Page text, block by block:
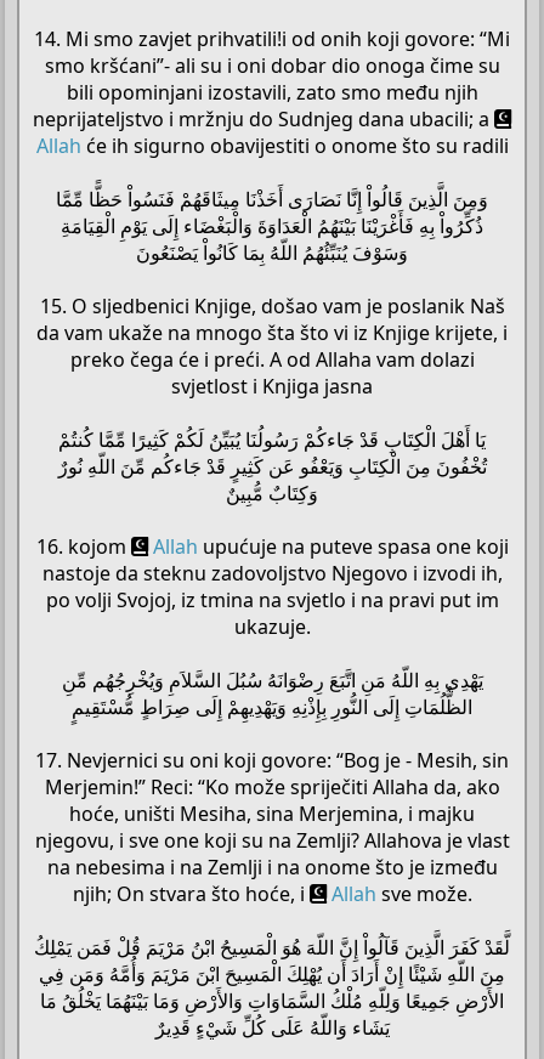
14. Mi smo zavjet prihvatili!i od onih koji govore: “Mi
smo kršćani”- ali su i oni dobar dio onoga čime su
bili opominjani izostavili, zato smo među njih
neprijateljstvo i mržnju do Sudnjeg dana ubacili; a
Allah će ih sigurno obavijestiti o onome što su radili
وَمِنَ الَّذِينَ قَالُواْ إِنَّا نَصَارَى أَخَذْنَا مِيثَاقَهُمْ فَنَسُواْ حَظًّا مِّمَّا
ذُكِّرُواْ بِهِ فَأَغْرَيْنَا بَيْنَهُمُ الْعَدَاوَةَ وَالْبَغْضَاء إِلَى يَوْمِ الْقِيَامَةِ
وَسَوْفَ يُنَبِّئُهُمُ اللّهُ بِمَا كَانُواْ يَصْنَعُونَ
15. O sljedbenici Knjige, došao vam je poslanik Naš
da vam ukaže na mnogo šta što vi iz Knjige krijete, i
preko čega će i preći. A od Allaha vam dolazi
svjetlost i Knjiga jasna
يَا أَهْلَ الْكِتَابِ قَدْ جَاءكُمْ رَسُولُنَا يُبَيِّنُ لَكُمْ كَثِيرًا مِّمَّا كُنتُمْ
تُخْفُونَ مِنَ الْكِتَابِ وَيَعْفُو عَن كَثِيرٍ قَدْ جَاءكُم مِّنَ اللّهِ نُورٌ
وَكِتَابٌ مُّبِينٌ
16. kojom
Allah upućuje na puteve spasa one koji
nastoje da steknu zadovoljstvo Njegovo i izvodi ih,
po volji Svojoj, iz tmina na svjetlo i na pravi put im
ukazuje.
يَهْدِي بِهِ اللّهُ مَنِ اتَّبَعَ رِضْوَانَهُ سُبُلَ السَّلاَمِ وَيُخْرِجُهُم مِّنِ
الظُّلُمَاتِ إِلَى النُّورِ بِإِذْنِهِ وَيَهْدِيهِمْ إِلَى صِرَاطٍ مُّسْتَقِيمٍ
17. Nevjernici su oni koji govore: “Bog je - Mesih, sin
Merjemin!” Reci: “Ko može spriječiti Allaha da, ako
hoće, uništi Mesiha, sina Merjemina, i majku
njegovu, i sve one koji su na Zemlji? Allahova je vlast
na nebesima i na Zemlji i na onome što je između
njih; On stvara što hoće, i
Allah sve može.
لَّقَدْ كَفَرَ الَّذِينَ قَآلُواْ إِنَّ اللّهَ هُوَ الْمَسِيحُ ابْنُ مَرْيَمَ قُلْ فَمَن يَمْلِكُ
مِنَ اللّهِ شَيْئًا إِنْ أَرَادَ أَن يُهْلِكَ الْمَسِيحَ ابْنَ مَرْيَمَ وَأُمَّهُ وَمَن فِي
الأَرْضِ جَمِيعًا وَلِلّهِ مُلْكُ السَّمَاوَاتِ وَالأَرْضِ وَمَا بَيْنَهُمَا يَخْلُقُ مَا
يَشَاء وَاللّهُ عَلَى كُلِّ شَيْءٍ قَدِيرٌ